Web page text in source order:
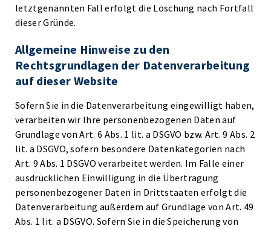
letztgenannten Fall erfolgt die Löschung nach Fortfall
dieser Gründe.
Allgemeine Hinweise zu den
Rechtsgrundlagen der Datenverarbeitung
auf dieser Website
Sofern Sie in die Datenverarbeitung eingewilligt haben,
verarbeiten wir Ihre personenbezogenen Daten auf
Grundlage von Art. 6 Abs. 1 lit. a DSGVO bzw. Art. 9 Abs. 2
lit. a DSGVO, sofern besondere Datenkategorien nach
Art. 9 Abs. 1 DSGVO verarbeitet werden. Im Falle einer
ausdrücklichen Einwilligung in die Übertragung
personenbezogener Daten in Drittstaaten erfolgt die
Datenverarbeitung außerdem auf Grundlage von Art. 49
Abs. 1 lit. a DSGVO. Sofern Sie in die Speicherung von